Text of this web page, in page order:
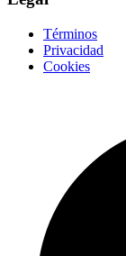
Términos
Privacidad
Cookies